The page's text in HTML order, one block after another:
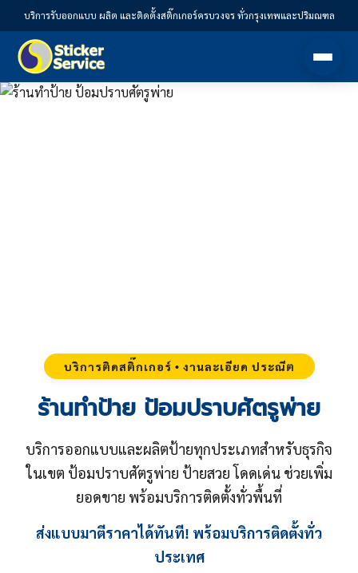
บริการรับออกแบบ ผลิต และติดตั้งสติ๊กเกอร์ครบวงจร ทั่วกรุงเทพและปริมณฑล
บริการติดสติ๊กเกอร์ • งานละเอียด ประณีต
ร้านทำป้าย ป้อมปราบศัตรูพ่าย
บริการออกแบบและผลิตป้ายทุกประเภทสำหรับธุรกิจ
ในเขต ป้อมปราบศัตรูพ่าย ป้ายสวย โดดเด่น ช่วยเพิ่ม
ยอดขาย พร้อมบริการติดตั้งทั่วพื้นที่
ส่งแบบมาตีราคาได้ทันที! พร้อมบริการติดตั้งทั่ว
ประเทศ